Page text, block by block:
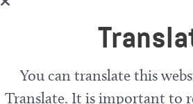
You can translate this
Translate. It is important to